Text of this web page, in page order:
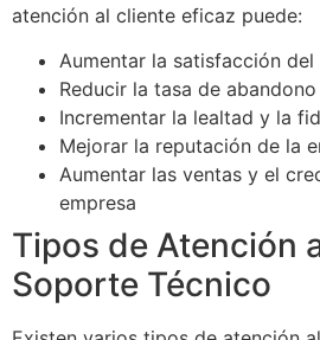
atención al cliente eficaz puede:
Aumentar la satisfacción del
Reducir la tasa de
Incrementar la lealtad y la
Mejorar la reputación de la
Aumentar las ventas y el
empresa
Tipos de Atención
Soporte Técnico